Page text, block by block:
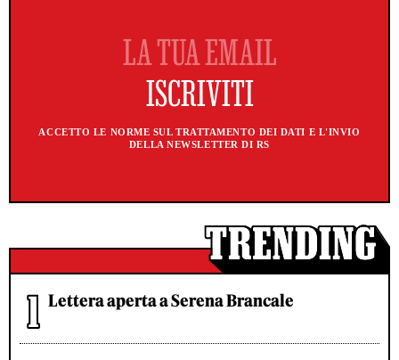
ACCETTO LE NORME SUL TRATTAMENTO DEI DATI E L'INVIO
DELLA NEWSLETTER DI RS
Lettera aperta a Serena Brancale